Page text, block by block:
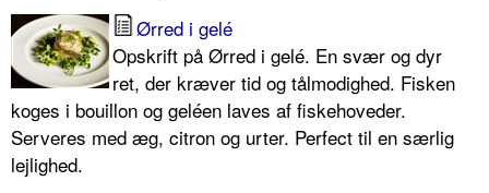
Ørred i gelé
Opskrift på Ørred i gelé. En svær og dyr
ret, der kræver tid og tålmodighed. Fisken
koges i bouillon og geléen laves af fiskehoveder.
Serveres med æg, citron og urter. Perfect til en særlig
lejlighed.